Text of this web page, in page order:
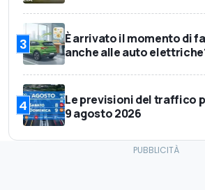
3
È arrivato il momento di
anche alle auto
4
Le previsioni del traffico
9 agosto 2026